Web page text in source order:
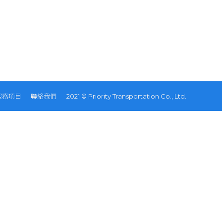
務項目 聯絡我們 2021 © Priority Transportation Co., Ltd.